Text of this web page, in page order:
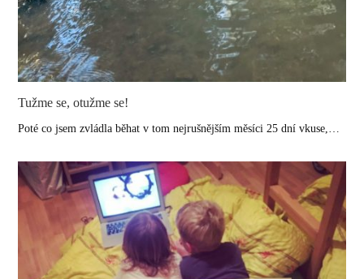
Tužme se, otužme se!
Poté co jsem zvládla běhat v tom nejrušnějším měsíci 25 dní vkuse,…